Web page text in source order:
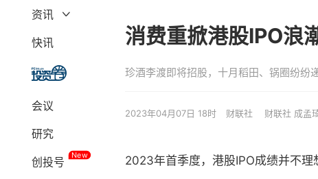
资讯
深度
上市
科创板
政策
快讯
会议
研究
创投号
New
消费重掀港股IPO浪
珍酒李渡即将招股，十月稻田、锅圈纷纷
2023年04月07日 18时 财联社 财联社 成孟
2023年首季度，港股IPO成绩并不理